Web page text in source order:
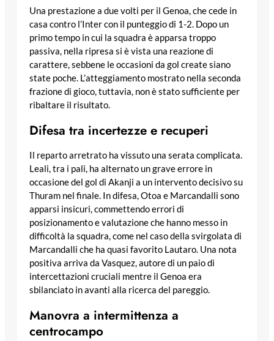
Una prestazione a due volti per il Genoa, che cede in
casa contro l’Inter con il punteggio di 1-2. Dopo un
primo tempo in cui la squadra è apparsa troppo
passiva, nella ripresa si è vista una reazione di
carattere, sebbene le occasioni da gol create siano
state poche. L’atteggiamento mostrato nella seconda
frazione di gioco, tuttavia, non è stato sufficiente per
ribaltare il risultato.
Difesa tra incertezze e recuperi
Il reparto arretrato ha vissuto una serata complicata.
Leali, tra i pali, ha alternato un grave errore in
occasione del gol di Akanji a un intervento decisivo su
Thuram nel finale. In difesa, Otoa e Marcandalli sono
apparsi insicuri, commettendo errori di
posizionamento e valutazione che hanno messo in
difficoltà la squadra, come nel caso della svirgolata di
Marcandalli che ha quasi favorito Lautaro. Una nota
positiva arriva da Vasquez, autore di un paio di
intercettazioni cruciali mentre il Genoa era
sbilanciato in avanti alla ricerca del pareggio.
Manovra a intermittenza a
centrocampo